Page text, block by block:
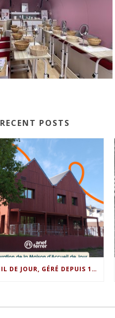
RECENT POSTS
L’ACCUEIL DE JOUR, GÉRÉ DEPUIS 1989, A DÉMÉNAGÉ !